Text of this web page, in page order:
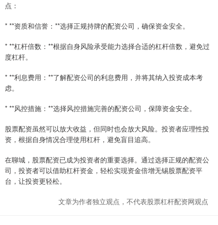
点：
* **资质和信誉：**选择正规持牌的配资公司，确保资金安全。
* **杠杆倍数：**根据自身风险承受能力选择合适的杠杆倍数，避免过
度杠杆。
* **利息费用：**了解配资公司的利息费用，并将其纳入投资成本考
虑。
* **风控措施：**选择风控措施完善的配资公司，保障资金安全。
股票配资虽然可以放大收益，但同时也会放大风险。投资者应理性投
资，根据自身情况合理使用杠杆，避免盲目追高。
在聊城，股票配资已成为投资者的重要选择。通过选择正规的配资公
司，投资者可以借助杠杆资金，轻松实现资金倍增无锡股票配资平
台，让投资更轻松。
文章为作者独立观点，不代表股票杠杆配资网观点